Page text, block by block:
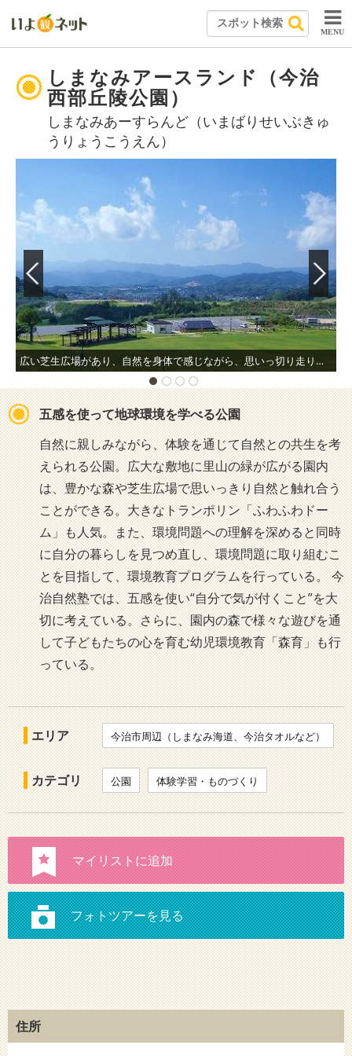
MENU
しまなみアースランド（今治
西部丘陵公園）
しまなみあーすらんど（いまばりせいぶきゅ
うりょうこうえん）
広い芝生広場があり、自然を身体で感じながら、思いっ切り走り回ることも。
五感を使って地球環境を学べる公園
自然に親しみながら、体験を通じて自然との共生を考
えられる公園。広大な敷地に里山の緑が広がる園内
は、豊かな森や芝生広場で思いっきり自然と触れ合う
ことができる。大きなトランポリン「ふわふわドー
ム」も人気。また、環境問題への理解を深めると同時
に自分の暮らしを見つめ直し、環境問題に取り組むこ
とを目指して、環境教育プログラムを行っている。 今
治自然塾では、五感を使い“自分で気が付くこと”を大
切に考えている。さらに、園内の森で様々な遊びを通
して子どもたちの心を育む幼児環境教育「森育」も行
っている。
エリア 今治市周辺（しまなみ海道、今治タオルなど）
カテゴリ 公園 体験学習・ものづくり
住所